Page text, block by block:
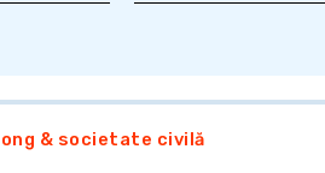
ong & societate civilă